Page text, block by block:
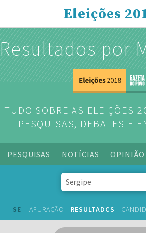
Eleições
Resultados por
TUDO SOBRE AS ELEIÇÕES
PESQUISAS, DEBATES E
PESQUISAS NOTÍCIAS OPINIÃO
SE APURAÇÃO RESULTADOS